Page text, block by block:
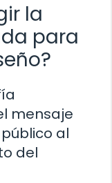
la
para
mensaje
al
del